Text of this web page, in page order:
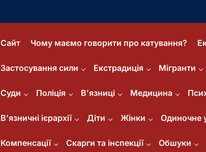
Сайт Чому маємо говорити про катування?
Застосування сили Екстрадиція Мігранти
Суди Поліція В’язниці Медицина
В’язничні ієрархії Діти Жінки Одиночне
Компенсації Скарги та інспекції Обшуки